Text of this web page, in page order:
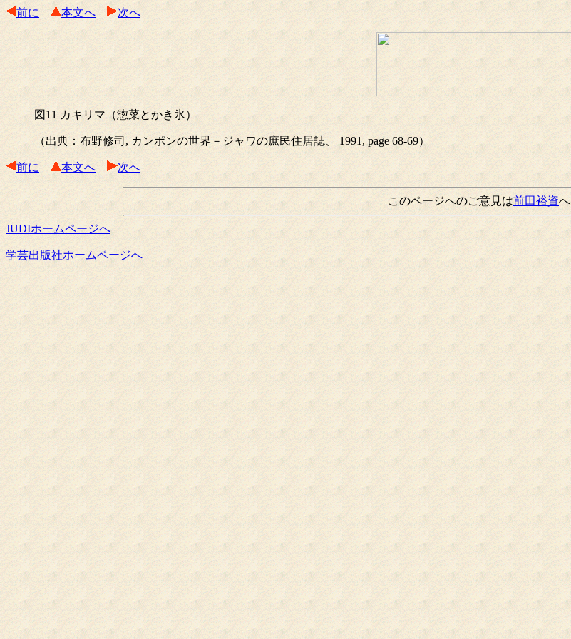
前に 本文へ 次へ
図11 カキリマ（惣菜とかき氷）
（出典：布野修司, カンポンの世界－ジャワの庶民住居誌、 1991, page 68-69）
前に 本文へ 次へ
このページへのご意見は前田裕資へ
JUDIホームページへ
学芸出版社ホームページへ